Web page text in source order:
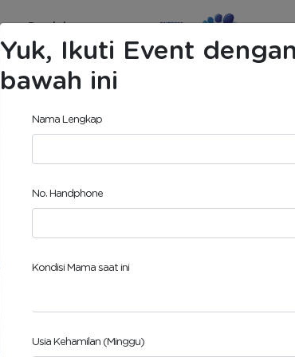
Produk
Yuk, Ikuti Event
bawah ini
Nama Lengkap
No. Handphone
Kondisi Mama saat ini
Usia Kehamilan (Minggu)